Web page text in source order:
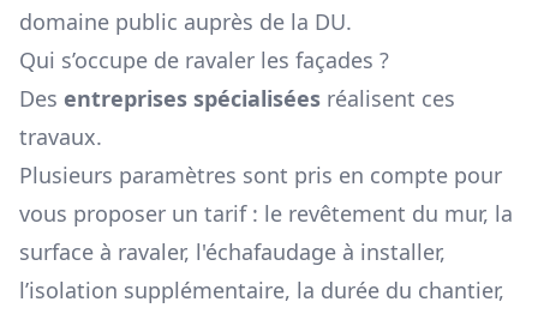
domaine public auprès de la DU.
Qui s’occupe de ravaler les façades ?
Des entreprises spécialisées réalisent ces
travaux.
Plusieurs paramètres sont pris en compte pour
vous proposer un tarif : le revêtement du mur, la
surface à ravaler, l'échafaudage à installer,
l’isolation supplémentaire, la durée du chantier,